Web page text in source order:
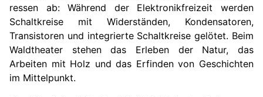
ressen ab: Während der Elektronikfreizeit werden
Schaltkreise mit Widerständen, Kondensatoren,
Transistoren und integrierte Schaltkreise gelötet. Beim
Waldtheater stehen das Erleben der Natur, das
Arbeiten mit Holz und das Erfinden von Geschichten
im Mittelpunkt.